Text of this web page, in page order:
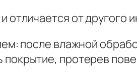
отличается от
после влажной
протерев